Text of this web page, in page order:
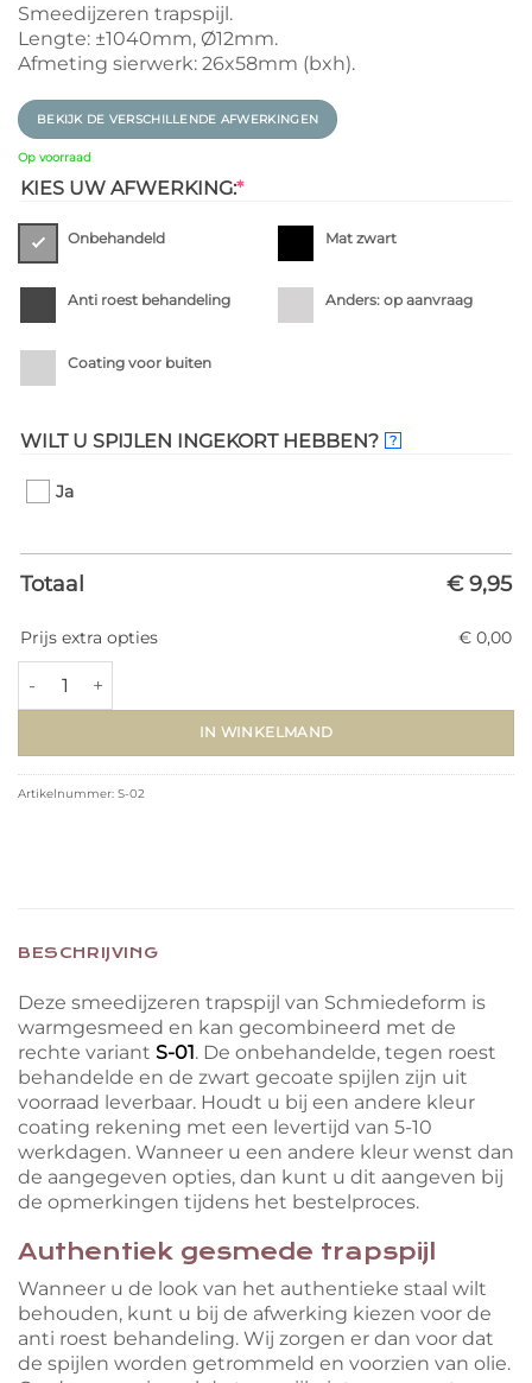
Smeedijzeren trapspijl.
Lengte: ±1040mm, Ø12mm.
Afmeting sierwerk: 26x58mm (bxh).
BEKIJK DE VERSCHILLENDE AFWERKINGEN
Op voorraad
KIES UW AFWERKING:*(REQUIRED)
Onbehandeld Mat zwart
Anti roest behandeling Anders: op aanvraag
Coating voor buiten
WILT U SPIJLEN INGEKORT HEBBEN? ?
Ja
Totaal € 9,95
Prijs extra opties € 0,00
Smeedijzeren spijl S-02 (Ø12mm/±1040mm) - Schmiedeform
IN WINKELMAND
Artikelnummer: S-02
BESCHRIJVING
Deze smeedijzeren trapspijl van Schmiedeform is
warmgesmeed en kan gecombineerd met de
rechte variant S-01. De onbehandelde, tegen roest
behandelde en de zwart gecoate spijlen zijn uit
voorraad leverbaar. Houdt u bij een andere kleur
coating rekening met een levertijd van 5-10
werkdagen. Wanneer u een andere kleur wenst dan
de aangegeven opties, dan kunt u dit aangeven bij
de opmerkingen tijdens het bestelproces.
Authentiek gesmede trapspijl
Wanneer u de look van het authentieke staal wilt
behouden, kunt u bij de afwerking kiezen voor de
anti roest behandeling. Wij zorgen er dan voor dat
de spijlen worden getrommeld en voorzien van olie.